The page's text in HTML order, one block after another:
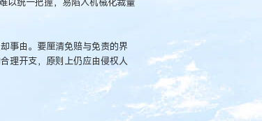
事由。要厘清免赔与免责的界
理开支，原则上仍应由侵权人